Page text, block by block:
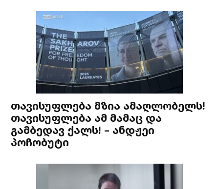
თავისუფლება მზია ამაღლობელს!
თავისუფლება ამ მამაც და
გამბედავ ქალს! – ანდჟეი
პოჩობუტი